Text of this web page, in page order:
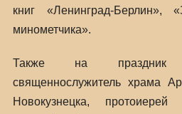
книг «Ленинград-Берлин»,
минометчика».
Также на праздник
священнослужитель храма
Новокузнецка,